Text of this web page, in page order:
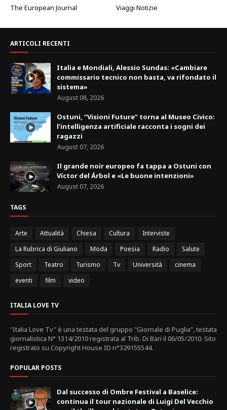
The European Journal
Viaggi Notizie
ARTICOLI RECENTI
Italia e Mondiali, Alessio Sundas: «Cambiare
commissario tecnico non basta, va rifondato il
sistema»
August 08, 2026
Ostuni, “Visioni Future” torna al Museo Civico:
l’intelligenza artificiale racconta i sogni dei
ragazzi
August 07, 2026
Il grande noir europeo fa tappa a Ostuni con
Víctor del Árbol e «Le buone intenzioni»
August 07, 2026
TAGS
Arte Attualità Chiesa Cultura
Interviste
La Rubrica di Giuliano
Moda Poesia Radio
Salute
Sport
Teatro Turismo Tv Università
cinema
eventi
film video
ITALIA LOVE TV
"Italia Love Tv" è una testata del gruppo "Giornale di Puglia", testata
giornalistica N° 1314/2010 registrata al Trib. Di Bari il 06/05/2010. Sito
registrato su Copyright House ID n°329155544.
POPULAR POSTS
Dal successo di Ombre Festival a Baselice:
continua il tour nazionale di Luigi Del Vecchio